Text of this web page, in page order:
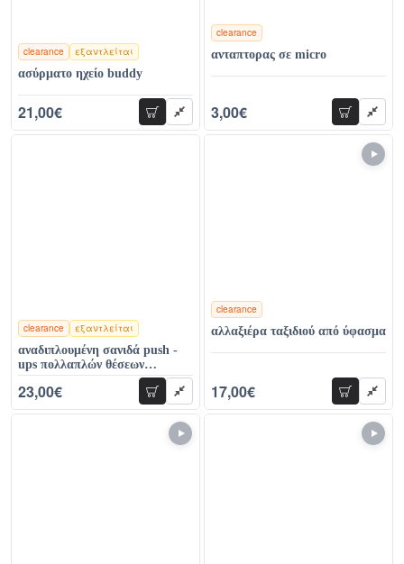
clearance εξαντλείται
χρώματα
ασύρματο ηχείο buddy
21,00€ προσθήκη
clearance
ανταπτορας σε micro
3,00€ προσθήκη
clearance εξαντλείται
χρώματα
αναδιπλουμένη σανιδά push -
ups πολλαπλών θέσεων
στήριξης
23,00€ προσθήκη
clearance
αλλαξιέρα ταξιδιού από ύφασμα
17,00€ προσθήκη